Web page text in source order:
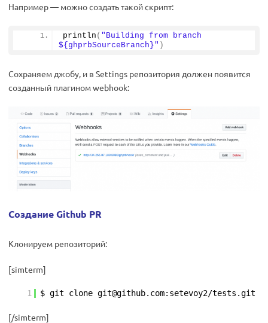
Например — можно создать такой скрипт:
println ( "Building from branch
${ghprbSourceBranch}" )
Сохраняем джобу, и в Settings репозитория должен появится
созданный плагином webhook:
Создание Github PR
Клонируем репозиторий:
[simterm]
1 $ git clone git@github.com:setevoy2/tests.git
[/simterm]